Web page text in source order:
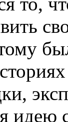
идею